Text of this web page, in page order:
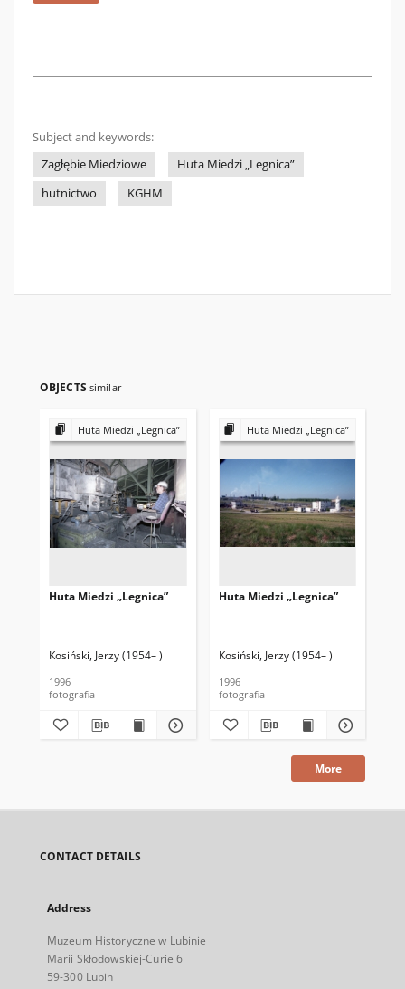
Subject and keywords:
Zagłębie Miedziowe
Huta Miedzi „Legnica”
hutnictwo
KGHM
OBJECTS similar
Huta Miedzi „Legnica”
Huta Miedzi „Legnica”
Kosiński, Jerzy (1954– )
1996
fotografia
Huta Miedzi „Legnica”
Huta Miedzi „Legnica”
Kosiński, Jerzy (1954– )
1996
fotografia
More
CONTACT DETAILS
Address
Muzeum Historyczne w Lubinie
Marii Skłodowskiej-Curie 6
59-300 Lubin